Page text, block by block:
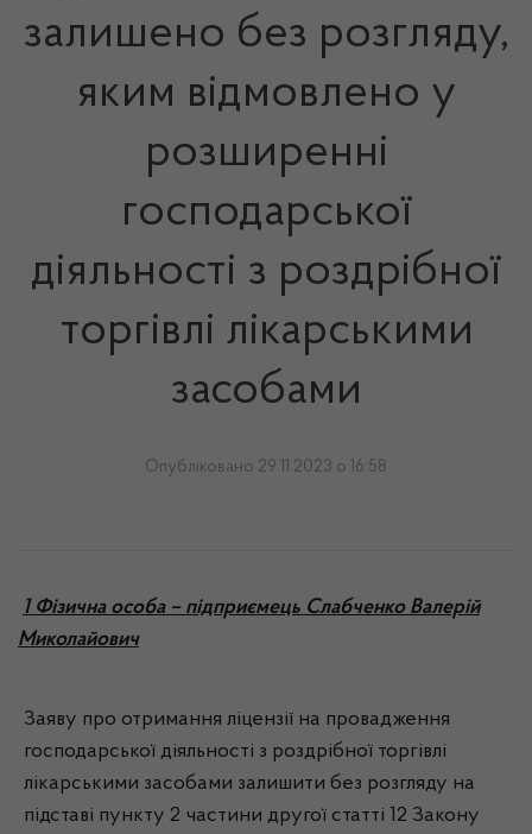
залишено без розгляду,
яким відмовлено у
розширенні
господарської
діяльності з роздрібної
торгівлі лікарськими
засобами
Опубліковано 29.11.2023 о 16:58
1 Фізична особа – підприємець Слабченко Валерій
Миколайович
Заяву про отримання ліцензії на провадження
господарської діяльності з роздрібної торгівлі
лікарськими засобами залишити без розгляду на
підставі пункту 2 частини другої статті 12 Закону